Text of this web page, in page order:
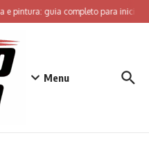
e pintura: guia completo para iniciar
Menu